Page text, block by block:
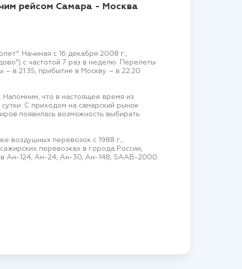
рейсом Самара - Москва
Начиная с 16 декабря 2008 г.,
с частотой 7 раз в неделю. Перелеты
в 21.35, прибытие в Москву – в 22.20
что в настоящее время из
С приходом на самарский рынок
появилась возможность выбирать
воздушных перевозок с 1988 г.,
перевозках в города России,
Ан-124, Ан-24, Ан-30, Ан-148, SAAB-2000.